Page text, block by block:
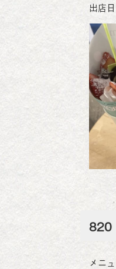
出店日
820
メニ